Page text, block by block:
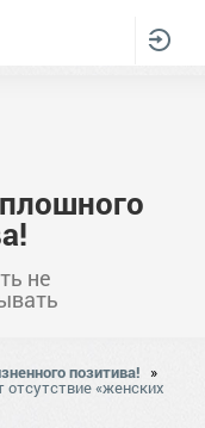
не
позитива! »
«женских